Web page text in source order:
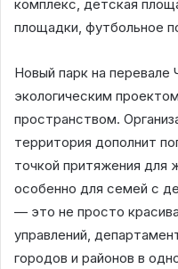
комплекс, детская
площадки, футбольное
Новый парк на
экологическим
пространством.
территория дополнит
точкой притяжения для
особенно для семей с
— это не просто
управлений,
городов и районов в